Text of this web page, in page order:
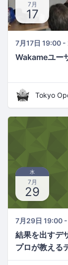
7月
17
7月17日 19:00
Wakameユー
Tokyo
水
7月
29
7月29日 19:00
結果を出すデ
プロが教える
効果的な制作